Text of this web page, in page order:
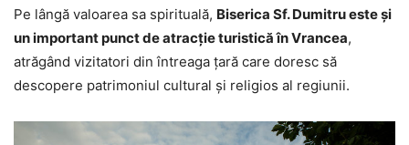
Pe lângă valoarea sa spirituală, Biserica Sf. Dumitru este și
un important punct de atracție turistică în Vrancea,
atrăgând vizitatori din întreaga țară care doresc să
descopere patrimoniul cultural și religios al regiunii.